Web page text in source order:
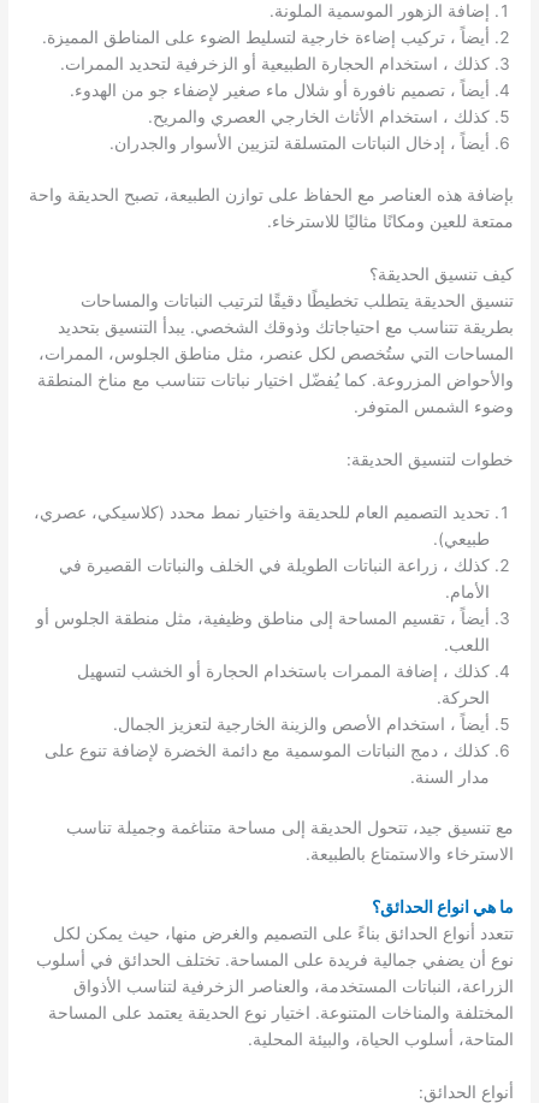
إضافة الزهور الموسمية الملونة.
أيضاً ، تركيب إضاءة خارجية لتسليط الضوء على المناطق المميزة.
كذلك ، استخدام الحجارة الطبيعية أو الزخرفية لتحديد الممرات.
أيضاً ، تصميم نافورة أو شلال ماء صغير لإضفاء جو من الهدوء.
كذلك ، استخدام الأثاث الخارجي العصري والمريح.
أيضاً ، إدخال النباتات المتسلقة لتزيين الأسوار والجدران.
بإضافة هذه العناصر مع الحفاظ على توازن الطبيعة، تصبح الحديقة واحة
ممتعة للعين ومكانًا مثاليًا للاسترخاء.
كيف تنسيق الحديقة؟
تنسيق الحديقة يتطلب تخطيطًا دقيقًا لترتيب النباتات والمساحات
بطريقة تتناسب مع احتياجاتك وذوقك الشخصي. يبدأ التنسيق بتحديد
المساحات التي ستُخصص لكل عنصر، مثل مناطق الجلوس، الممرات،
والأحواض المزروعة. كما يُفضّل اختيار نباتات تتناسب مع مناخ المنطقة
وضوء الشمس المتوفر.
خطوات لتنسيق الحديقة:
تحديد التصميم العام للحديقة واختيار نمط محدد (كلاسيكي، عصري،
طبيعي).
كذلك ، زراعة النباتات الطويلة في الخلف والنباتات القصيرة في
الأمام.
أيضاً ، تقسيم المساحة إلى مناطق وظيفية، مثل منطقة الجلوس أو
اللعب.
كذلك ، إضافة الممرات باستخدام الحجارة أو الخشب لتسهيل
الحركة.
أيضاً ، استخدام الأصص والزينة الخارجية لتعزيز الجمال.
كذلك ، دمج النباتات الموسمية مع دائمة الخضرة لإضافة تنوع على
مدار السنة.
مع تنسيق جيد، تتحول الحديقة إلى مساحة متناغمة وجميلة تناسب
الاسترخاء والاستمتاع بالطبيعة.
ما هي انواع الحدائق؟
تتعدد أنواع الحدائق بناءً على التصميم والغرض منها، حيث يمكن لكل
نوع أن يضفي جمالية فريدة على المساحة. تختلف الحدائق في أسلوب
الزراعة، النباتات المستخدمة، والعناصر الزخرفية لتناسب الأذواق
المختلفة والمناخات المتنوعة. اختيار نوع الحديقة يعتمد على المساحة
المتاحة، أسلوب الحياة، والبيئة المحلية.
أنواع الحدائق: